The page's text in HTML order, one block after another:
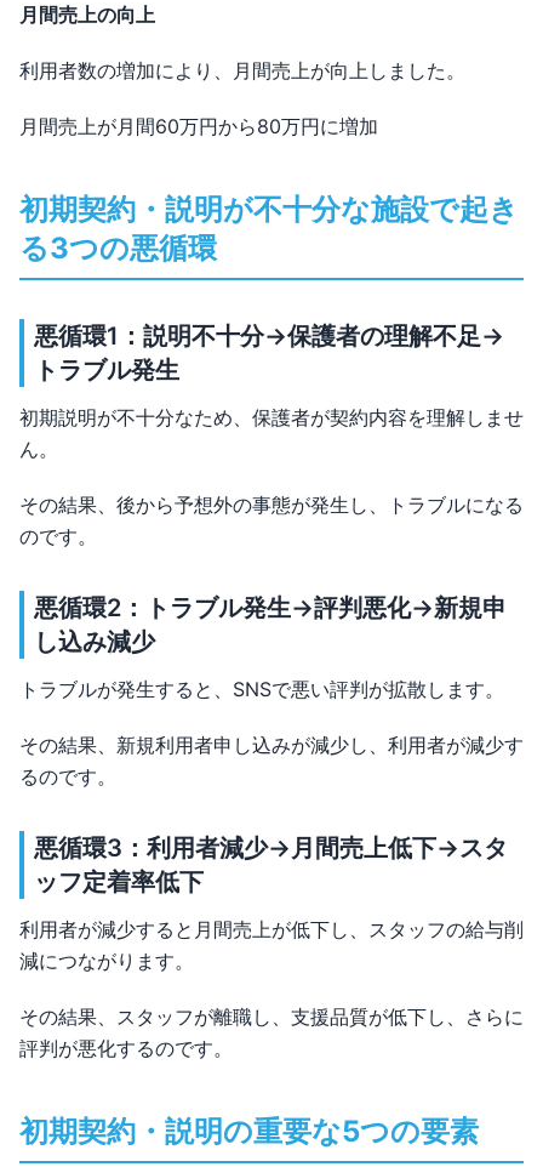
月間売上の向上
利用者数の増加により、月間売上が向上しました。
月間売上が月間60万円から80万円に増加
初期契約・説明が不十分な施設で起き
る3つの悪循環
悪循環1：説明不十分→保護者の理解不足→
トラブル発生
初期説明が不十分なため、保護者が契約内容を理解しませ
ん。
その結果、後から予想外の事態が発生し、トラブルになる
のです。
悪循環2：トラブル発生→評判悪化→新規申
し込み減少
トラブルが発生すると、SNSで悪い評判が拡散します。
その結果、新規利用者申し込みが減少し、利用者が減少す
るのです。
悪循環3：利用者減少→月間売上低下→スタ
ッフ定着率低下
利用者が減少すると月間売上が低下し、スタッフの給与削
減につながります。
その結果、スタッフが離職し、支援品質が低下し、さらに
評判が悪化するのです。
初期契約・説明の重要な5つの要素